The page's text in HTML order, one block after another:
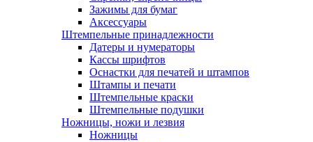
Зажимы для бумаг
Аксессуары
Штемпельные принадлежности
Датеры и нумераторы
Кассы шрифтов
Оснастки для печатей и штампов
Штампы и печати
Штемпельные краски
Штемпельные подушки
Ножницы, ножи и лезвия
Ножницы